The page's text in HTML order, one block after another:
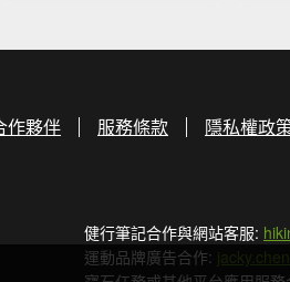
作夥伴 服務條款 隱私權政
健行筆記合作與網站客服:
運動品牌廣告合作: